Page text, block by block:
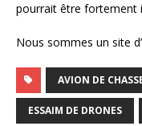
pourrait être fortement
Nous sommes un site
AVION DE
ESSAIM DE DRONES